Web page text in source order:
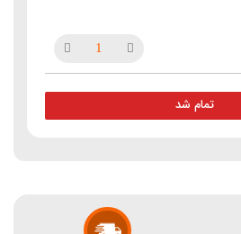
تمام شد